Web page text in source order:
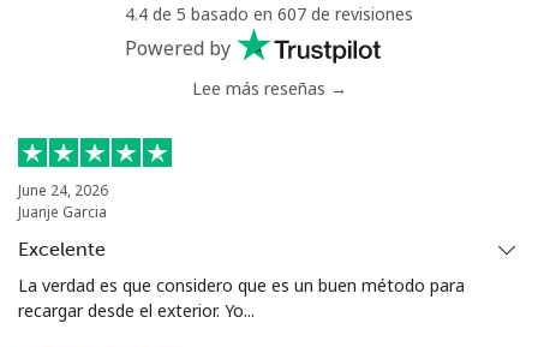
4.4 de 5 basado en 607 de revisiones
Powered by
Lee más reseñas →
June 24, 2026
Juanje Garcia
Excelente
La verdad es que considero que es un buen método para
recargar desde el exterior. Yo...